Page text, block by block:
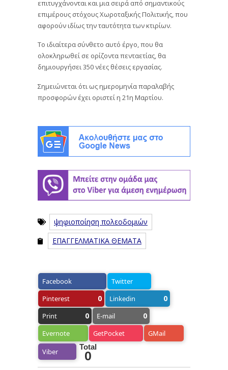
επιτυγχάνονται και μια σειρά από σημαντικούς
επιμέρους στόχους Χωροταξικής Πολιτικής, που
αφορούν ιδίως την ταυτότητα των κτιρίων.
Το ιδιαίτερα σύνθετο αυτό έργο, που θα
ολοκληρωθεί σε ορίζοντα πενταετίας, θα
δημιουργήσει 350 νέες θέσεις εργασίας.
Σημειώνεται ότι ως ημερομηνία παραλαβής
προσφορών έχει οριστεί η 21η Μαρτίου.
ψηφιοποίηση πολεοδομιών
ΕΠΑΓΓΕΛΜΑΤΙΚΑ ΘΕΜΑΤΑ
Facebook
Twitter
Pinterest
0 Linkedin 0
Print 0 E-mail 0
Evernote GetPocket GMail
Viber
Total
0